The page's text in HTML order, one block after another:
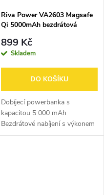
Riva Power VA2603 Magsafe
Qi 5000mAh bezdrátová
20W s držákem, černá
899 Kč
Skladem
DO KOŠÍKU
Dobíjecí powerbanka s
kapacitou 5 000 mAh
Bezdrátové nabíjení s výkonem
až 15 W Maximální výstupní